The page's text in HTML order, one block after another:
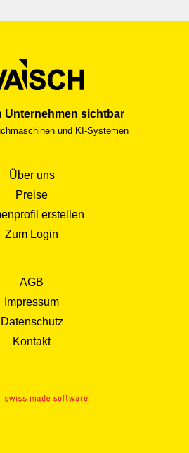
Unternehmen sichtbar
und KI-Systemen
Über uns
Preise
erstellen
Zum Login
AGB
Impressum
Datenschutz
Kontakt